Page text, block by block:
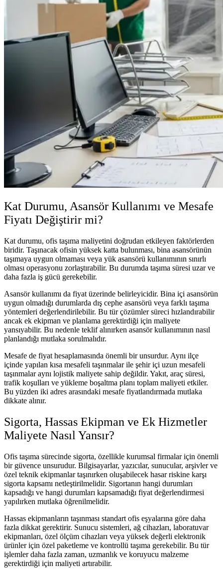
Kat Durumu, Asansör Kullanımı ve Mesafe
Fiyatı Değiştirir mi?
Kat durumu, ofis taşıma maliyetini doğrudan etkileyen faktörlerden
biridir. Taşınacak ofisin yüksek katta bulunması, bina asansörünün
taşımaya uygun olmaması veya yük asansörü kullanımının sınırlı
olması operasyonu zorlaştırabilir. Bu durumda taşıma süresi uzar ve
daha fazla iş gücü gerekebilir.
Asansör kullanımı da fiyat üzerinde belirleyicidir. Bina içi asansörün
uygun olmadığı durumlarda dış cephe asansörü veya farklı taşıma
yöntemleri değerlendirilebilir. Bu tür çözümler süreci hızlandırabilir
ancak ek ekipman ve planlama gerektirdiği için maliyete
yansıyabilir. Bu nedenle teklif alınırken asansör kullanımının nasıl
planlandığı mutlaka sorulmalıdır.
Mesafe de fiyat hesaplamasında önemli bir unsurdur. Aynı ilçe
içinde yapılan kısa mesafeli taşınmalar ile şehir içi uzun mesafeli
taşınmalar aynı lojistik maliyete sahip değildir. Yakıt, araç süresi,
trafik koşulları ve yükleme boşaltma planı toplam maliyeti etkiler.
Bu yüzden iki adres arasındaki mesafe fiyatlandırmada mutlaka
dikkate alınır.
Sigorta, Hassas Ekipman ve Ek Hizmetler
Maliyete Nasıl Yansır?
Ofis taşıma sürecinde sigorta, özellikle kurumsal firmalar için önemli
bir güvence unsurudur. Bilgisayarlar, yazıcılar, sunucular, arşivler ve
özel teknik ekipmanlar taşınırken oluşabilecek hasar riskine karşı
sigorta kapsamı netleştirilmelidir. Sigortanın hangi durumları
kapsadığı ve hangi durumları kapsamadığı fiyat değerlendirmesi
yapılırken mutlaka öğrenilmelidir.
Hassas ekipmanların taşınması standart ofis eşyalarına göre daha
fazla dikkat gerektirir. Sunucu sistemleri, ağ cihazları, laboratuvar
ekipmanları, özel ölçüm cihazları veya yüksek değerli elektronik
ürünler için özel paketleme ve kontrollü taşıma gerekebilir. Bu tür
işlemler daha fazla zaman, uzmanlık ve koruyucu malzeme
gerektirdiği için maliyeti artırabilir.